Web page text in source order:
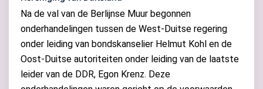
Na de val van de Berlijnse Muur begonnen
onderhandelingen tussen de West-Duitse regering
onder leiding van bondskanselier Helmut Kohl en de
Oost-Duitse autoriteiten onder leiding van de laatste
leider van de DDR, Egon Krenz. Deze